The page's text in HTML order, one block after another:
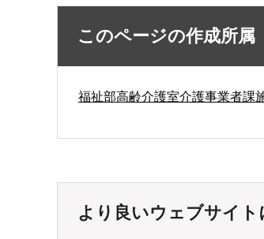
このページの作成所属
福祉部高齢介護室介護事業者課
より良いウェブサイ